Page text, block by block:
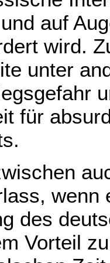
auf
wird.
unter
für
wenn
des
Vorteil